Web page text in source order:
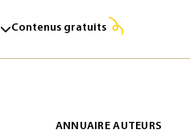
Contenus gratuits
ANNUAIRE AUTEURS